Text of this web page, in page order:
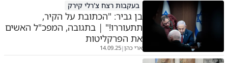
בעקבות רצח צ'רלי קירק
בן גביר: "הכתובת על הקיר,
תתעוררו!" | בתגובה, המפכ"ל האשים
את הפרקליטות
ארי כהן|
14.09.25